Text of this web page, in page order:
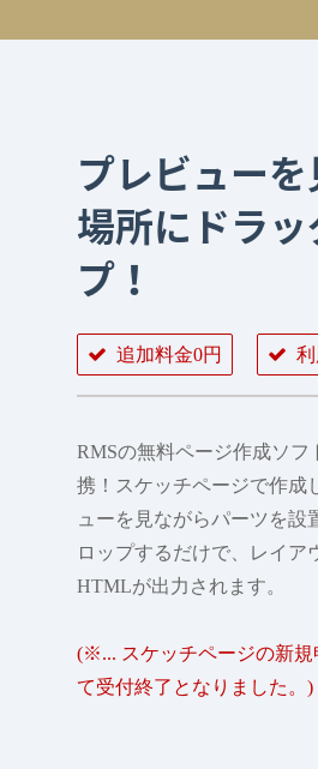
プレビュー
場所にドラ
プ！
追加料金0円
RMSの無料ページ作成ソ
携！スケッチページで作成
ューを見ながらパーツを設
ロップするだけで、レイ
HTMLが出力されます。
(※... スケッチページの新規
て受付終了となりました。)